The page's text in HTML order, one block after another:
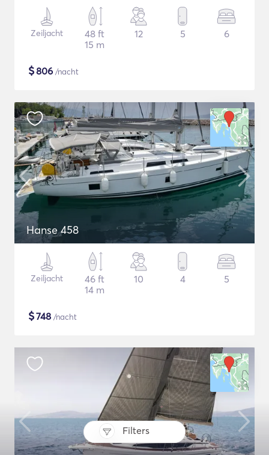
Filters
Zeiljacht
48 ft
15 m
12 5 6
$806 /nacht
Hanse 458
Zeiljacht
46 ft
14 m
10 4 5
$748 /nacht